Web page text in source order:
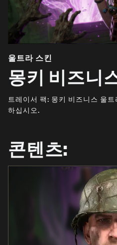
COMBAT BUILDS
게임
뉴스
E스포츠
고객지원
제거할 수 있습니다.
울트라 스킨
몽키 비즈니
트레이서 팩: 몽키 비즈니스 울
하십시오.
콘텐츠: